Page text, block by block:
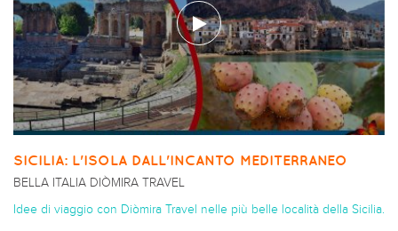
SICILIA: L'ISOLA DALL'INCANTO MEDITERRANEO
BELLA ITALIA DIÒMIRA TRAVEL
Idee di viaggio con Diòmira Travel nelle più belle località della Sicilia.